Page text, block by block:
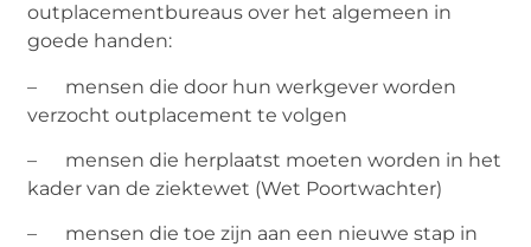
outplacementbureaus over het algemeen in
goede handen:
– mensen die door hun werkgever worden
verzocht outplacement te volgen
– mensen die herplaatst moeten worden in het
kader van de ziektewet (Wet Poortwachter)
– mensen die toe zijn aan een nieuwe stap in